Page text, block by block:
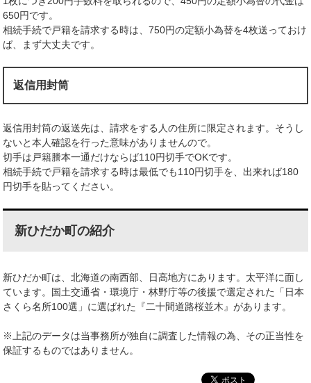
650円です。
相続手続で戸籍を請求する時は、750円の定額小為替を4枚送っておけ
ば、まず大丈夫です。
返信用封筒
返信用封筒の返送先は、請求をする人の住所に限定されます。そうし
ないと本人確認を行った意味がありませんので。
切手は戸籍謄本一通だけならば110円切手でOKです。
相続手続で戸籍を請求する時は最低でも110円切手を、出来れば180
円切手を貼ってください。
新ひだか町の紹介
新ひだか町は、北海道の南西部、日高地方にあります。太平洋に面し
ています。国土交通省・環境庁・林野庁等の後援で選定された「日本
さくら名所100選」に選ばれた『二十間道路桜並木』があります。
※上記のデータは当事務所が独自に調査した情報の為、その正当性を
保証するものではありません。